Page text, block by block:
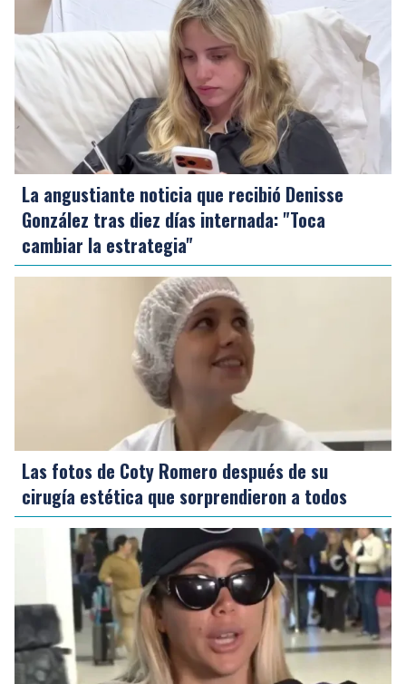
La angustiante noticia que recibió Denisse
González tras diez días internada: "Toca
cambiar la estrategia"
Las fotos de Coty Romero después de su
cirugía estética que sorprendieron a todos